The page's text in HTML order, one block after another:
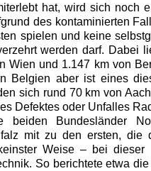
hat, wird sich noch
des kontaminierten
spielen und keine
werden darf. Dabei
Wien und 1.147 km von
Belgien aber ist eines
sich rund 70 km von
Defektes oder Unfalles
beiden Bundesländer
mit zu den ersten, die
Weise – bei dieser
So berichtete etwa